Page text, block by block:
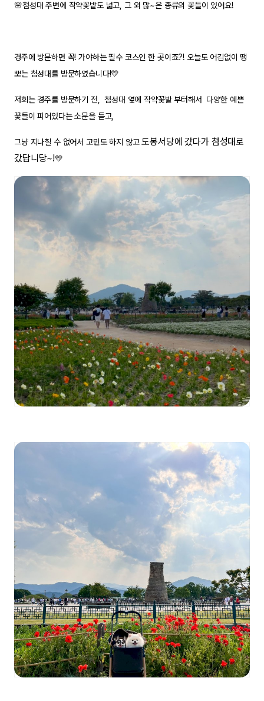
🌸첨성대 주변에 작약꽃밭도 넓고, 그 외 많~은 종류의 꽃들이 있어요!
경주에 방문하면 꼭! 가야하는 필수 코스인 한 곳이죠?! 오늘도 어김없이 땡
뽀는 첨성대를 방문하였습니다!💛
저희는 경주를 방문하기 전, 첨성대 옆에 작약꽃밭 부터해서 다양한 예쁜
꽃들이 피어있다는 소문을 듣고,
그냥 지나칠 수 없어서 고민도 하지 않고도봉서당에 갔다가 첨성대로
갔답니당~!💛